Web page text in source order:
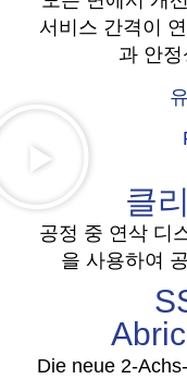
서비스 간격이
과 안
클
공정 중 연삭 디
을 사용하여
Die neue 2-